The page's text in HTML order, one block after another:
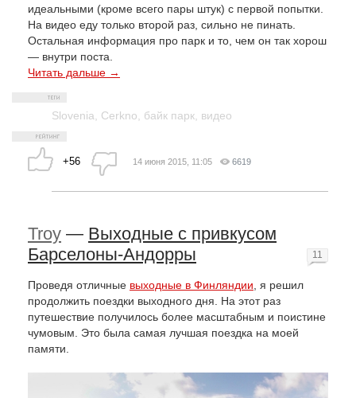
идеальными (кроме всего пары штук) с первой попытки.
На видео еду только второй раз, сильно не пинать.
Остальная информация про парк и то, чем он так хорош
— внутри поста.
Читать дальше →
Slovenia Cerkno байк парк видео
+56 14 июня 2015, 11:05 6619
Troy — Выходные с привкусом
Барселоны-Андорры
Проведя отличные выходные в Финляндии , я решил
продолжить поездки выходного дня. На этот раз
путешествие получилось более масштабным и поистине
чумовым. Это была самая лучшая поездка на моей
памяти.
11